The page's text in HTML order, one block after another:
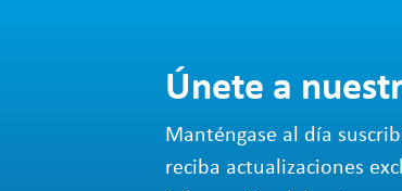
Únete a
Manténgase al día
reciba actualizaciones